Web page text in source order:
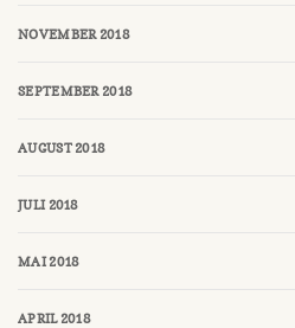
NOVEMBER 2018
SEPTEMBER 2018
AUGUST 2018
JULI 2018
MAI 2018
APRIL 2018